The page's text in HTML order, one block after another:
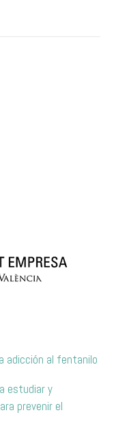
adicción al fentanilo
estudiar y
prevenir el